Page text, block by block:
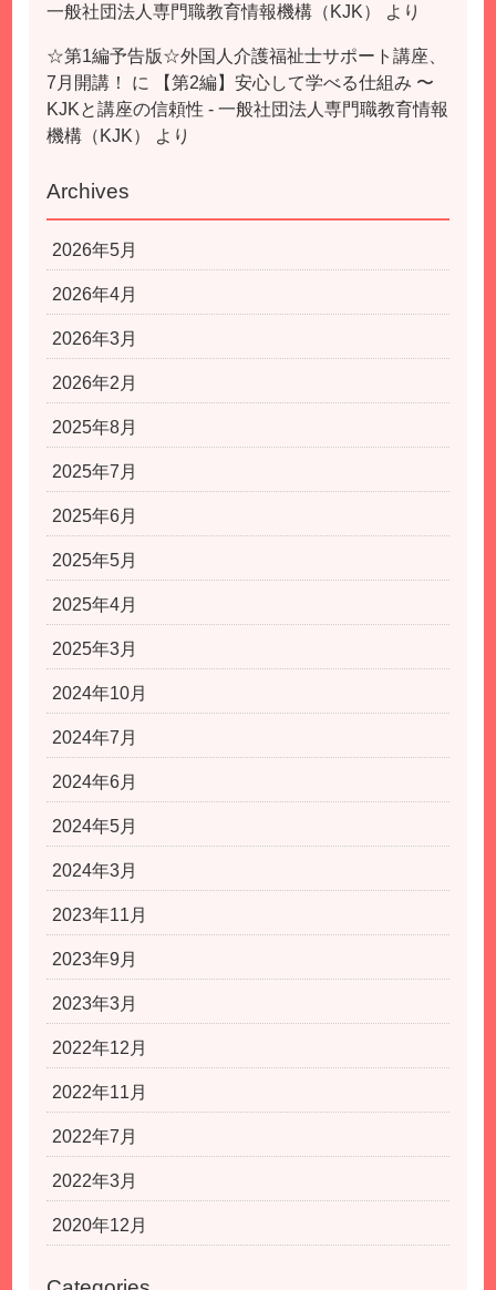
一般社団法人専門職教育情報機構（KJK） より
☆第1編予告版☆外国人介護福祉士サポート講座、
7月開講！
に
【第2編】安心して学べる仕組み 〜
KJKと講座の信頼性 - 一般社団法人専門職教育情報
機構（KJK）
より
Archives
2026年5月
2026年4月
2026年3月
2026年2月
2025年8月
2025年7月
2025年6月
2025年5月
2025年4月
2025年3月
2024年10月
2024年7月
2024年6月
2024年5月
2024年3月
2023年11月
2023年9月
2023年3月
2022年12月
2022年11月
2022年7月
2022年3月
2020年12月